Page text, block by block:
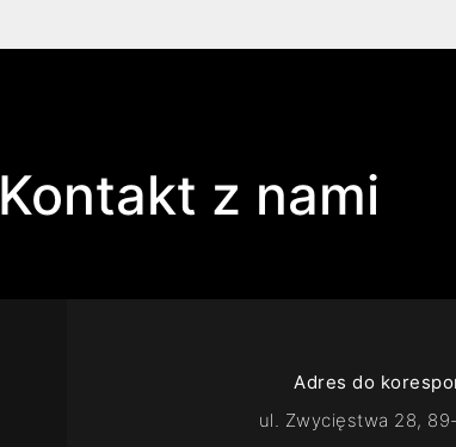
Kontakt z nami
Adres do
ul. Zwycięstwa 28,